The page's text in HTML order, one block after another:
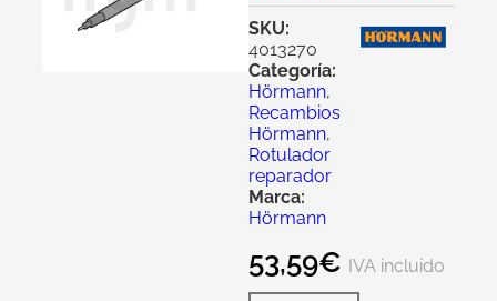
SKU:
4013270
Categoría:
Hörmann,
Recambios
Hörmann,
Rotulador
reparador
Marca:
Hörmann
53,59€ IVA incluido